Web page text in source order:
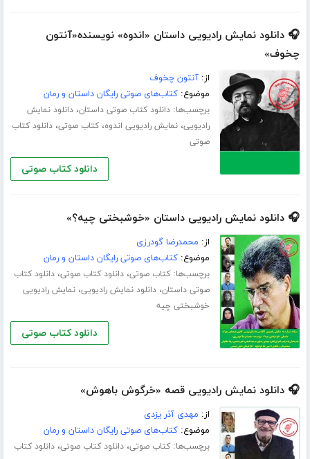
🎧 دانلود نمایش رادیویی داستان «اندوه» نویسنده«آنتون
چخوف»
از:آنتون چخوف
موضوع:کتاب‌های صوتی رایگان داستان و رمان
برچسب‌ها:دانلود کتاب صوتی داستان،دانلود نمایش
رادیویی،نمایش رادیویی اندوه،کتاب صوتی،دانلود کتاب
صوتی
دانلود کتاب صوتی
🎧 دانلود نمایش رادیویی داستان «خوشبختی چیه؟»
از: محمدرضا گودرزی
موضوع:کتاب‌های صوتی رایگان داستان و رمان
برچسب‌ها:کتاب صوتی،دانلود کتاب صوتی،دانلود کتاب
صوتی داستان،دانلود نمایش رادیویی،نمایش رادیویی
خوشبختی چیه
دانلود کتاب صوتی
🎧 دانلود نمایش رادیویی قصه «خرگوش باهوش»
از: مهدی آذر یزدی
موضوع:کتاب‌های صوتی رایگان داستان و رمان
برچسب‌ها:کتاب صوتی،دانلود کتاب صوتی،دانلود کتاب